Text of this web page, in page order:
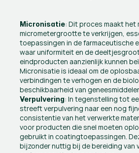
Micronisatie: Dit proces maakt het
micrometergrootte te verkrijgen,
toepassingen in de farmaceutische
waar uniformiteit en de
eindproducten aanzienlijk kunnen
Micronisatie is ideaal om de
verbindingen te verhogen en de
beschikbaarheid van
Verpulvering: In tegenstelling tot
streeft verpulvering naar een nog
consistentie van het verwerkte
voor producten die snel moeten
gebruikt in coatingtoepassingen.
bijzonder nuttig bij de bereiding van